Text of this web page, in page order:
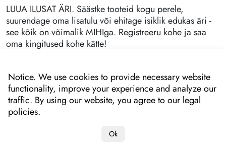
LUUA ILUSAT ÄRI. Säästke tooteid kogu perele,
suurendage oma lisatulu või ehitage isiklik edukas äri -
see kõik on võimalik MIHIga. Registreeru kohe ja saa
oma kingitused kohe kätte!
Notice. We use cookies to provide necessary website
functionality, improve your experience and analyze our
traffic. By using our website, you agree to our legal
policies.
Ok